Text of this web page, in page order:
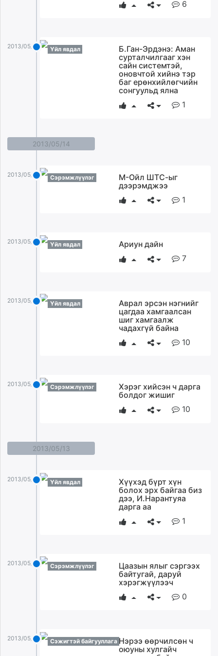
fact.mn
assa.mn
paparazzi.mn
6
2013/05/15 Үйл явдал
Б.Ган-Эрдэнэ: Аман
сурталчилгааг хэн
сайн системтэй,
оновчтой хийнэ тэр
баг ерөнхийлөгчийн
сонгуульд ялна
1
2013/05/14
2013/05/14 Сэрэмжлүүлэг
М-Ойл ШТС-ыг
дээрэмджээ
1
2013/05/14 Үйл явдал
Ариун дайн
7
2013/05/14 Үйл явдал
Аврал эрсэн нэгнийг
цагдаа хамгаалсан
шиг хамгаалж
чадахгүй байна
10
2013/05/14 Сэрэмжлүүлэг
Хэрэг хийсэн ч дарга
болдог жишиг
10
2013/05/13
2013/05/13 Үйл явдал
Хүүхэд бүрт хүн
болох эрх байгаа биз
дээ, И.Нарантуяа
дарга аа
1
2013/05/13 Сэрэмжлүүлэг
Цаазын ялыг сэргээх
байтугай, даруй
хэрэгжүүлээч
0
2013/05/13 Сэжигтэй байгууллага Нэрээ өөрчилсөн ч
оюуны хулгайч